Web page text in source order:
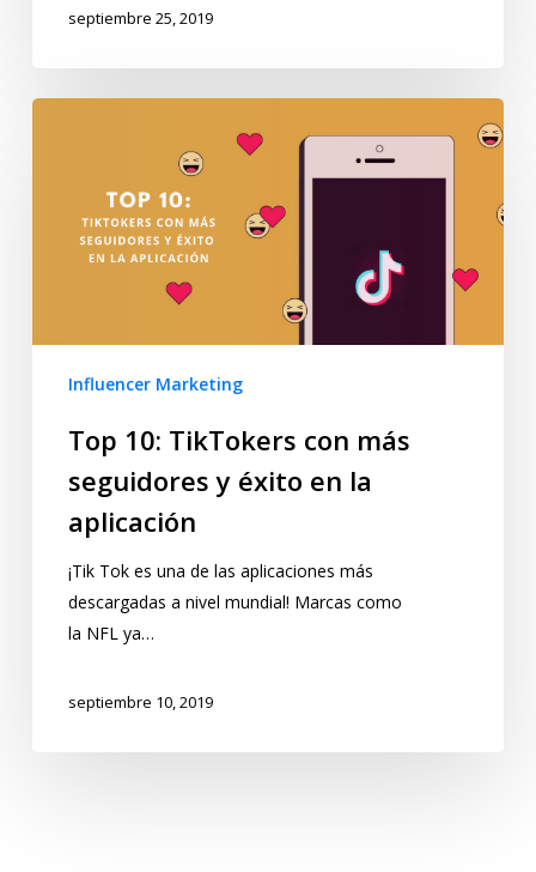
septiembre 25, 2019
Influencer Marketing
Top 10: TikTokers con más
seguidores y éxito en la
aplicación
¡Tik Tok es una de las aplicaciones más
descargadas a nivel mundial! Marcas como
la NFL ya…
septiembre 10, 2019